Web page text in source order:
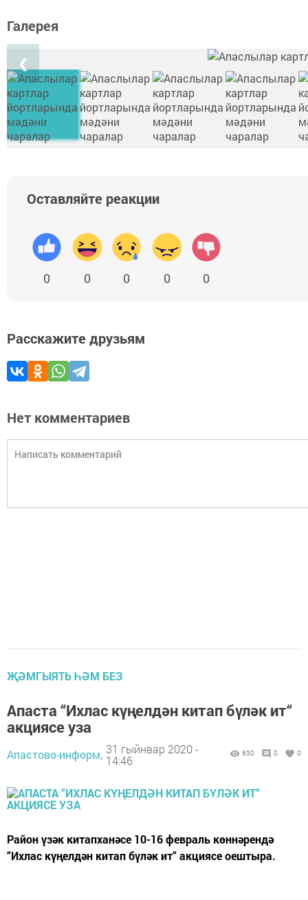
Галерея
❮
Оставляйте реакции
0 0 0 0 0
Расскажите друзьям
Нет комментариев
ҖӘМГЫЯТЬ ҺӘМ БЕЗ
Апаста “Ихлас күңелдән китап бүләк ит“
акциясе уза
Апастово-информ, 31 гыйнвар 2020 -
14:46
630 0 0
Район үзәк китапханәсе 10-16 февраль көннәрендә
“Ихлас күңелдән китап бүләк ит“ акциясе оештыра.